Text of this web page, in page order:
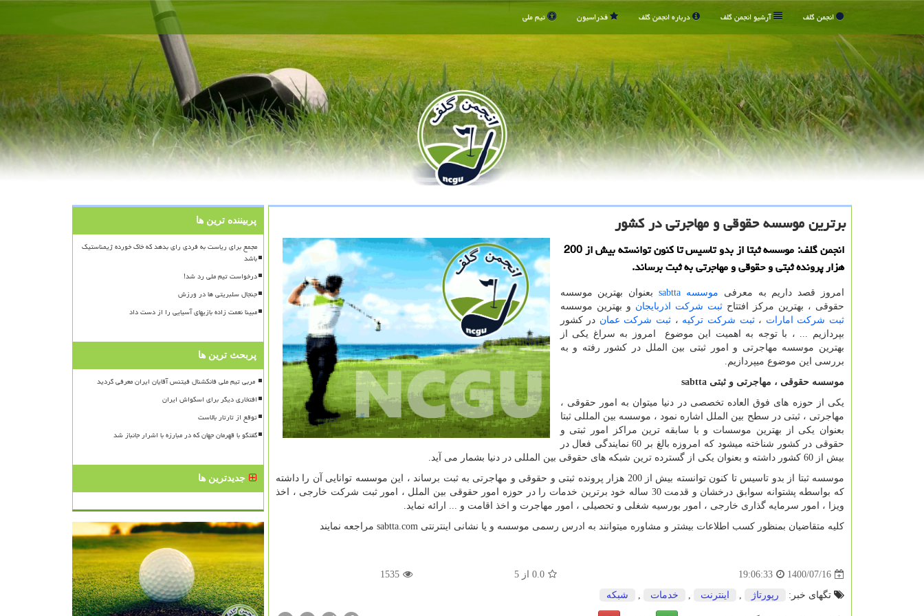
انجمن گلف آرشیو انجمن گلف درباره انجمن گلف فدراسیون تیم ملی
برترین موسسه حقوقی و مهاجرتی در کشور
انجمن گلف: موسسه ثبتا از بدو تاسیس تا کنون توانسته بیش از 200
هزار پرونده ثبتی و حقوقی و مهاجرتی به ثبت برساند.
امروز قصد داریم به معرفی موسسه sabtta بعنوان بهترین موسسه
حقوقی ، بهترین مرکز افتتاحثبت شرکت اذربایجان و بهترین موسسه
ثبت شرکت امارات ،ثبت شرکت ترکیه ، ثبت شرکت عمان در کشور
بپردازیم ... ، با توجه به اهمیت این موضوع امروز به سراغ یکی از
بهترین موسسه مهاجرتی و امور ثبتی بین الملل در کشور رفته و به
بررسی این موضوع میپردازیم.
موسسه حقوقی ، مهاجرتی و ثبتی sabtta
یکی از حوزه های فوق العاده تخصصی در دنیا میتوان به امور حقوقی ،
مهاجرتی ، ثبتی در سطح بین الملل اشاره نمود ، موسسه بین المللی ثبتا
بعنوان یکی از بهترین موسسات و با سابقه ترین مراکز امور ثبتی و
حقوقی در کشور شناخته میشود که امروزه بالغ بر 60 نمایندگی فعال در
بیش از 60 کشور داشته و بعنوان یکی از گسترده ترین شبکه های حقوقی بین المللی در دنیا بشمار می آید.
موسسه ثبتا از بدو تاسیس تا کنون توانسته بیش از 200 هزار پرونده ثبتی و حقوقی و مهاجرتی به ثبت برساند ، این موسسه توانایی آن را داشته
که بواسطه پشتوانه سوابق درخشان و قدمت 30 ساله خود برترین خدمات را در حوزه امور حقوقی بین الملل ، امور ثبت شرکت خارجی ، اخذ
ویزا ، امور سرمایه گذاری خارجی ، امور بورسیه شغلی و تحصیلی ، امور مهاجرت و اخذ اقامت و ... ارائه نماید.
کلیه متقاضیان بمنظور کسب اطلاعات بیشتر و مشاوره میتوانند به ادرس رسمی موسسه و یا نشانی اینترنتی sabtta.com مراجعه نمایند
1400/07/16
19:06:33
0.0 از5
1535
تگهای خبر: رپورتاژ , اینترنت , خدمات , شبكه
پربیننده ترین ها
مجمع برای ریاست به فردی رای بدهد که خاک خورده ژیمناستیک
باشد
درخواست تیم ملی رد شد!
جنجال سلبریتی ها در ورزش
مبینا نعمت زاده بازیهای آسیایی را از دست داد
پربحث ترین ها
افتخاری دیگر برای اسکواش ایران
توقع از تارتار بالاست
گفتگو با قهرمان جهان که در مبارزه با اشرار جانباز شد
جدیدترین ها